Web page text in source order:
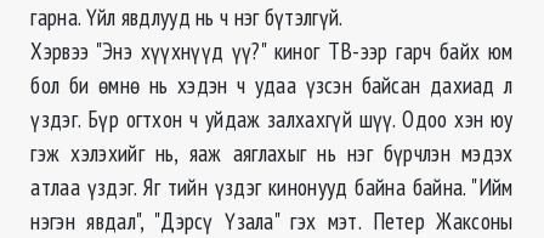
гарна. Үйл явдлууд нь ч нэг бүтэлгүй.
Хэрвээ "Энэ хүүхнүүд үү?" киног ТВ-ээр гарч байх юм
бол би өмнө нь хэдэн ч удаа үзсэн байсан дахиад л
үздэг. Бүр огтхон ч уйдаж залхахгүй шүү. Одоо хэн юу
гэж хэлэхийг нь, яаж аяглахыг нь нэг бүрчлэн мэдэх
атлаа үздэг. Яг тийн үздэг кинонууд байна байна. "Ийм
нэгэн явдал", "Дэрсү Үзала" гэх мэт. Петер Жаксоны